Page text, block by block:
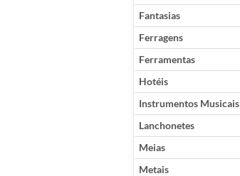
Fantasias
Ferragens
Ferramentas
Hotéis
Instrumentos Musicais
Lanchonetes
Meias
Metais